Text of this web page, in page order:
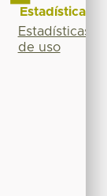
Estadísticas
Estadísticas
de uso